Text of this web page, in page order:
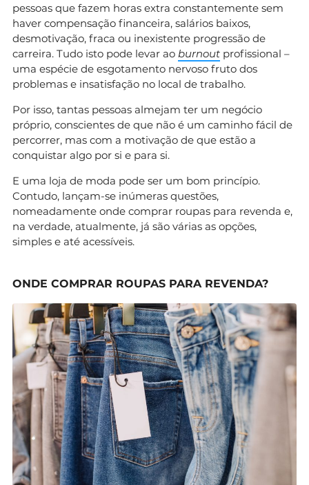
pessoas que fazem horas extra constantemente sem
haver compensação financeira, salários baixos,
desmotivação, fraca ou inexistente progressão de
carreira. Tudo isto pode levar ao burnout profissional –
uma espécie de esgotamento nervoso fruto dos
problemas e insatisfação no local de trabalho.
Por isso, tantas pessoas almejam ter um negócio
próprio, conscientes de que não é um caminho fácil de
percorrer, mas com a motivação de que estão a
conquistar algo por si e para si.
E uma loja de moda pode ser um bom princípio.
Contudo, lançam-se inúmeras questões,
nomeadamente onde comprar roupas para revenda e,
na verdade, atualmente, já são várias as opções,
simples e até acessíveis.
ONDE COMPRAR ROUPAS PARA REVENDA?